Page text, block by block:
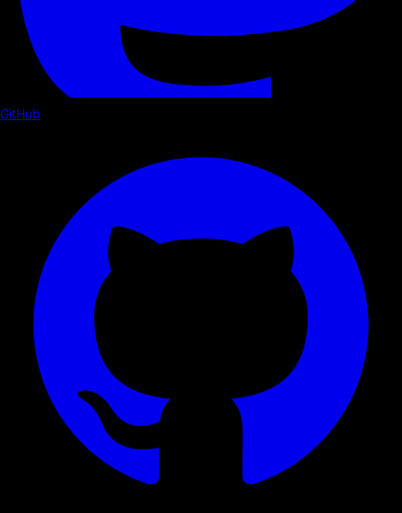
GitHub